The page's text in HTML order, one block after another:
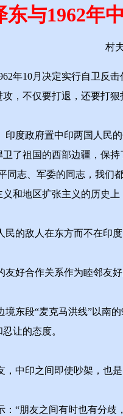
东与1962年
村
10月决定实行自卫反击
，不仅要打退，还要打狠
政府置中印两国人民
了祖国的西部边疆，保
志、军委的同志，我
和地区扩张主义的历史上
敌人在东方而不在印度
合作关系作为睦邻友好
段“麦克马洪线”以南
让的态度。
印之间即使吵架，也是
朋友之间有时也有分歧